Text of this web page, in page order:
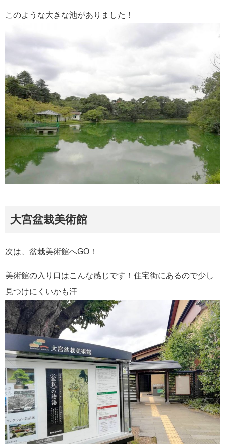
このような大きな池がありました！
大宮盆栽美術館
次は、盆栽美術館へGO！
美術館の入り口はこんな感じです！住宅街にあるので少し
見つけにくいかも汗